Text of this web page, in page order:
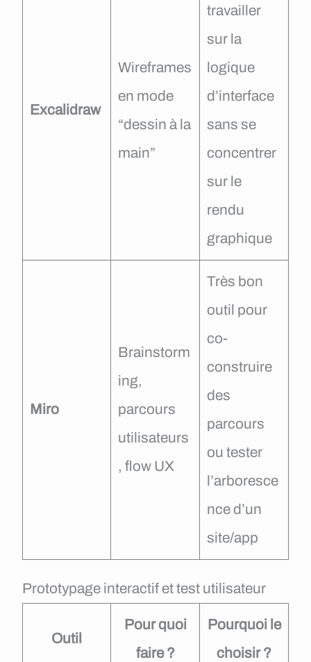
Excalidraw
Wireframes
en mode
“dessin à la
main”
travailler
sur la
logique
d’interface
sans se
concentrer
sur le
rendu
graphique
Miro
Brainstorm
ing,
parcours
utilisateurs
, flow UX
Très bon
outil pour
co-
construire
des
parcours
ou tester
l’arboresce
nce d’un
site/app
Prototypage interactif et test utilisateur
Outil
Pour quoi
faire ?
Pourquoi le
choisir ?